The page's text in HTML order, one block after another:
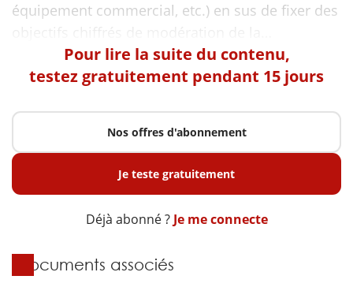
équipement commercial, etc.) en sus de fixer des
Pour lire la suite du contenu,
testez gratuitement pendant 15 jours
Nos offres d'abonnement
Je teste gratuitement
Déjà abonné ? Je me connecte
Documents associés